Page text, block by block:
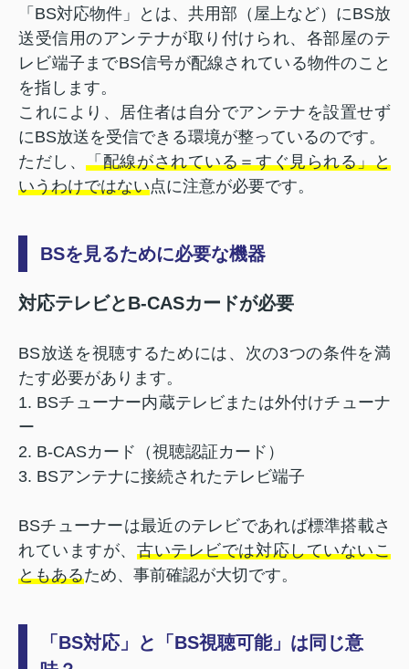
「BS対応物件」とは、共用部（屋上など）にBS放
送受信用のアンテナが取り付けられ、各部屋のテ
レビ端子までBS信号が配線されている物件のこと
を指します。
これにより、居住者は自分でアンテナを設置せず
にBS放送を受信できる環境が整っているのです。
ただし、「配線がされている＝すぐ見られる」と
いうわけではない点に注意が必要です。
BSを見るために必要な機器
対応テレビとB-CASカードが必要
BS放送を視聴するためには、次の3つの条件を満
たす必要があります。
1. BSチューナー内蔵テレビまたは外付けチューナ
ー
2. B-CASカード（視聴認証カード）
3. BSアンテナに接続されたテレビ端子
BSチューナーは最近のテレビであれば標準搭載さ
れていますが、 古いテレビでは対応していないこ
ともあるため、事前確認が大切です。
「BS対応」と「BS視聴可能」は同じ意